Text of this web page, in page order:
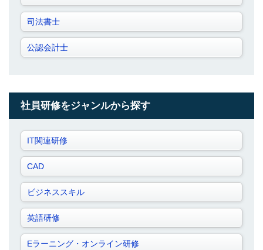
司法書士
公認会計士
社員研修をジャンルから探す
IT関連研修
CAD
ビジネススキル
英語研修
Eラーニング・オンライン研修